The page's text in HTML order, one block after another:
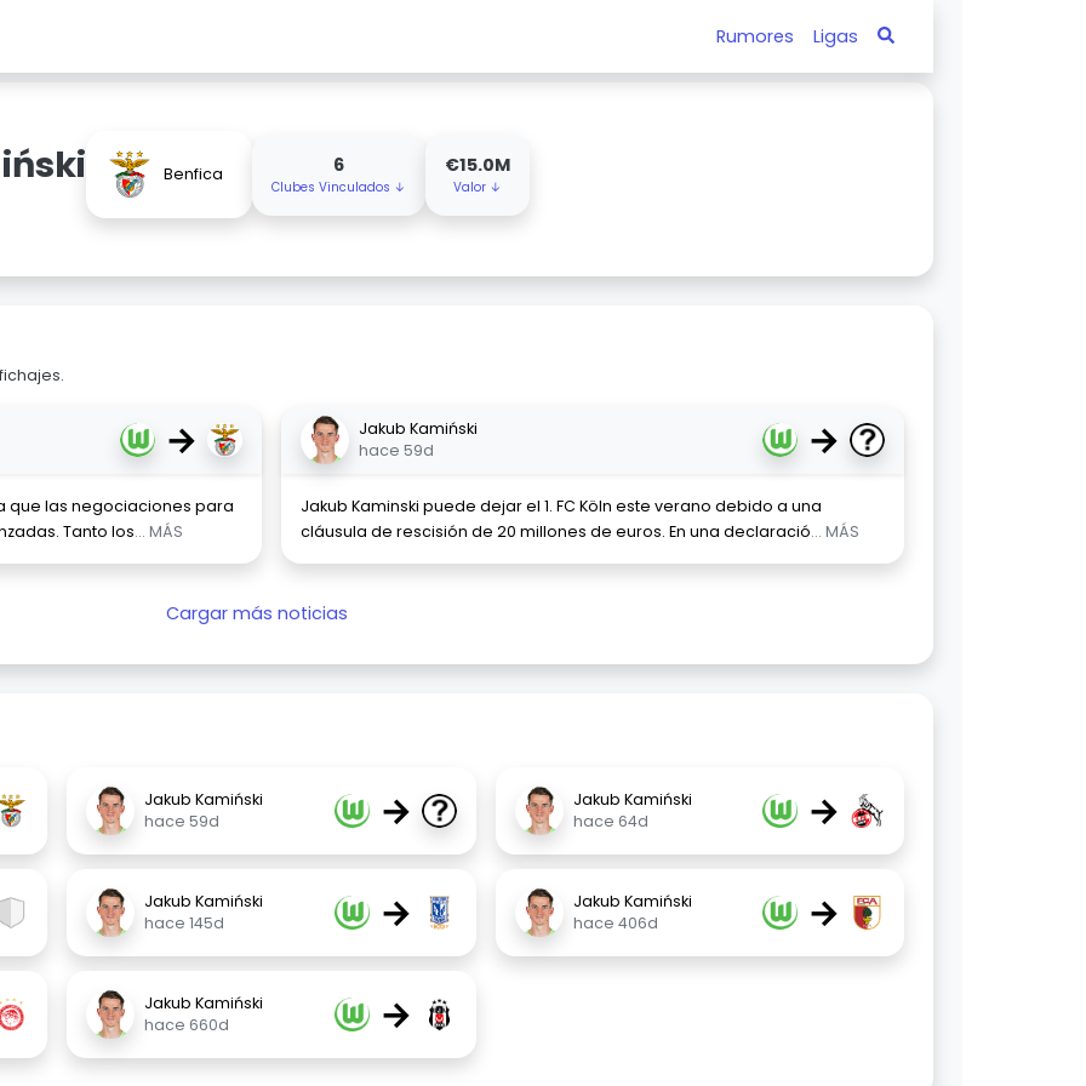
Rumores Ligas
Benfica 6
Clubes Vinculados ↓
€15.0M
Valor ↓
→
que las negociaciones para
Tanto los... MÁS
Jakub Kamiński
hace 59d
→
Jakub Kaminski puede dejar el 1. FC Köln este verano debido a una
cláusula de rescisión de 20 millones de euros. En una declaració... MÁS
Cargar más noticias
Jakub Kamiński
hace 59d
→
Jakub Kamiński
hace 64d
→
Jakub Kamiński
hace 145d
→
Jakub Kamiński
hace 406d
→
Jakub Kamiński
hace 660d
→